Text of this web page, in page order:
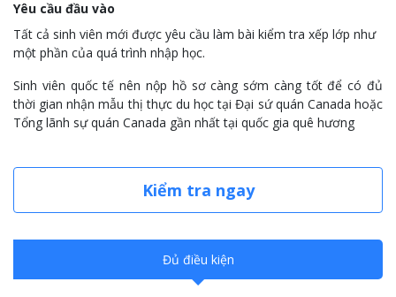
Yêu cầu đầu vào
Tất cả sinh viên mới được yêu cầu làm bài kiểm tra xếp lớp như
một phần của quá trình nhập học.
Sinh viên quốc tế nên nộp hồ sơ càng sớm càng tốt để có đủ
thời gian nhận mẫu thị thực du học tại Đại sứ quán Canada hoặc
Tổng lãnh sự quán Canada gần nhất tại quốc gia quê hương
Kiểm tra ngay
Đủ điều kiện